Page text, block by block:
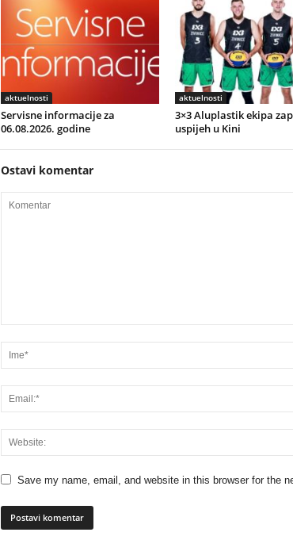
aktuelnosti
Servisne informacije za
06.08.2026. godine
aktuelnosti
3×3 Aluplastik ekipa
uspijeh u Kini
Ostavi komentar
Save my name, email, and website in this browser for the